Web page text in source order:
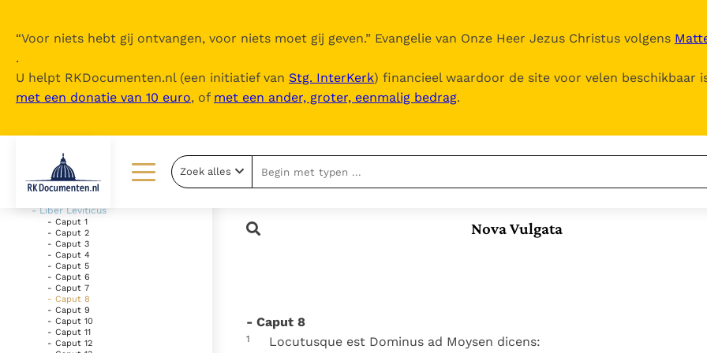
“Voor niets hebt gij ontvangen, voor niets moet gij geven.” Evangelie van Onze Heer Jezus Christus volgens
.
U helpt RKDocumenten.nl (een initiatief van Stg. InterKerk) financieel waardoor de site voor velen beschikbaar
met een donatie van 10 euro, of met een ander, groter, eenmalig bedrag.
Lezen
Documenten
Thema’s
Berichten
Over ons
Over RK Documenten
Nieuwsbrief
parel van Gods
Gods Koninkrijk
Het Vaticaan publiceert
Zoek alles
Nova Vulgata
uitklappen
- Vetus Testamentum
- Liber Genesis
- Liber Leviticus
- Caput 1
- Caput 2
- Caput 3
- Caput 4
- Caput 5
- Caput 6
- Caput 7
- Caput 8
- Caput 9
- Caput 10
- Caput 11
- Caput 12
- Caput 8
1 Locutusque est Dominus ad Moysen dicens: